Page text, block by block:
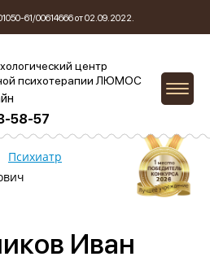
61/00614666 от 02.09.2022.
центр
психотерапии ЛЮМОС
58-57
Психиатр
Иван